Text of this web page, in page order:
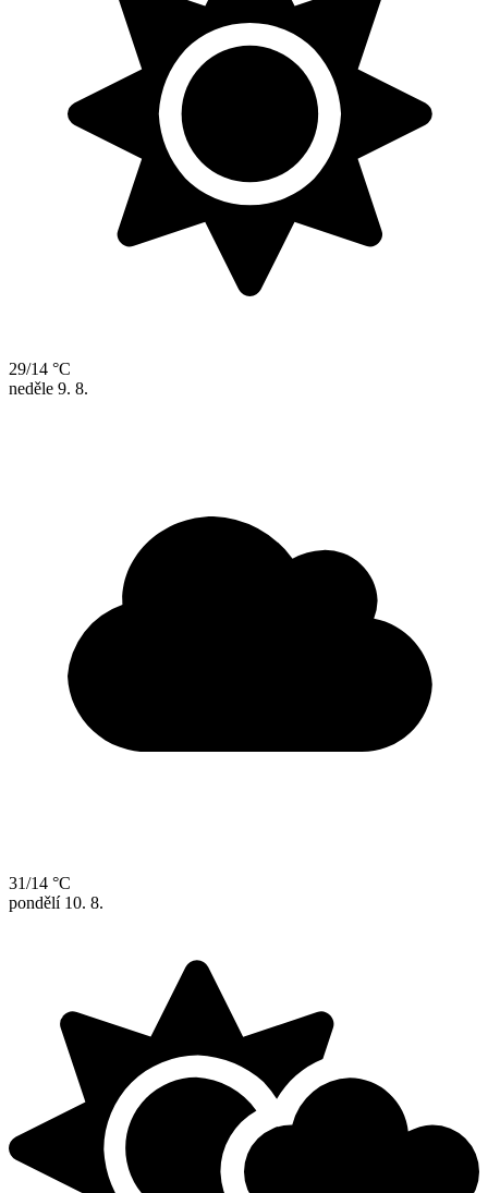
29/14 °C
neděle 9. 8.
31/14 °C
pondělí 10. 8.